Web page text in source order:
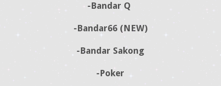
-Bandar Q
-Bandar66 (NEW)
-Bandar Sakong
-Poker